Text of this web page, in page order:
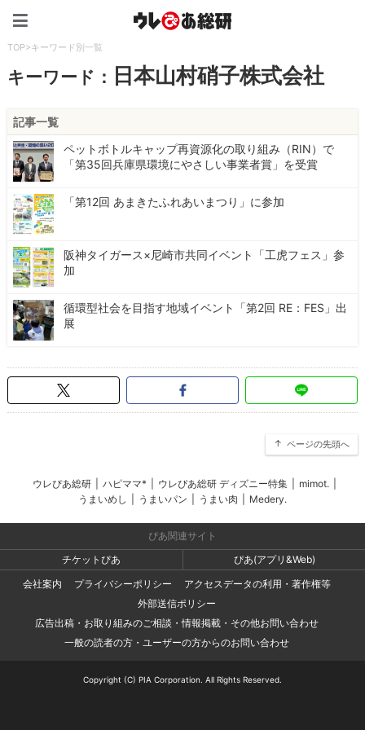
TOP>キーワード別一覧
キーワード： 日本山村硝子株式会社
記事一覧
ペットボトルキャップ再資源化の取り組み（RIN）で
「第35回兵庫県環境にやさしい事業者賞」を受賞
「第12回 あまきたふれあいまつり」に参加
阪神タイガース×尼崎市共同イベント「工虎フェス」参
加
循環型社会を目指す地域イベント「第2回 RE：FES」出
展
ページの先頭へ
ウレぴあ総研 ハピママ* ウレぴあ総研 ディズニー特集 mimot.
うまいめし
うまいパン うまい肉 Medery.
ぴあ関連サイト
チケットぴあ
ぴあ(アプリ&Web)
会社案内
プライバシーポリシー
アクセスデータの利用・著作権等
外部送信ポリシー
広告出稿・お取り組みのご相談・情報掲載・その他お問い合わせ
一般の読者の方・ユーザーの方からのお問い合わせ
Copyright (C) PIA Corporation. All Rights Reserved.